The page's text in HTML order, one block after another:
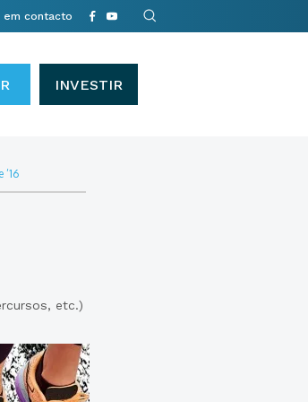
em contacto
INVESTIR
etc.)